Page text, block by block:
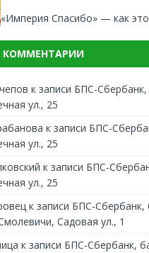
«Империя Спасибо» — как
КОММЕНТАРИИ
к записи БПС-
ул., 25
к записи БПС-
ул., 25
к записи БПС-
ул., 25
к записи БПС-
Садовая ул., 1
к записи БПС-Сбербанк,